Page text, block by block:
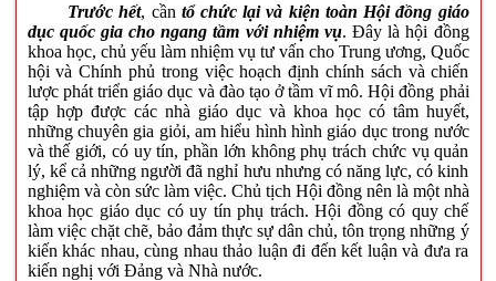
Trước hết, cần tổ chức lại và kiện toàn Hội đồng giáo
dục quốc gia cho ngang tầm với nhiệm vụ. Đây là hội đồng
khoa học, chủ yếu làm nhiệm vụ tư vấn cho Trung ương, Quốc
hội và Chính phủ trong việc hoạch định chính sách và chiến
lược phát triển giáo dục và đào tạo ở tầm vĩ mô. Hội đồng phải
tập hợp được các nhà giáo dục và khoa học có tâm huyết,
những chuyên gia giỏi, am hiểu hình hình giáo dục trong nước
và thế giới, có uy tín, phần lớn không phụ trách chức vụ quản
lý, kể cả những người đã nghỉ hưu nhưng có năng lực, có kinh
nghiệm và còn sức làm việc. Chủ tịch Hội đồng nên là một nhà
khoa học giáo dục có uy tín phụ trách. Hội đồng có quy chế
làm việc chặt chẽ, bảo đảm thực sự dân chủ, tôn trọng những ý
kiến khác nhau, cùng nhau thảo luận đi đến kết luận và đưa ra
kiến nghị với Đảng và Nhà nước.